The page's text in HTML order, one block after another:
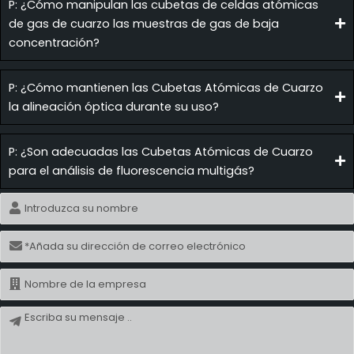
P: ¿Cómo manipulan las cubetas de celdas atómicas
de gas de cuarzo las muestras de gas de baja
concentración?
P: ¿Cómo mantienen las Cubetas Atómicas de Cuarzo
la alineación óptica durante su uso?
P: ¿Son adecuadas las Cubetas Atómicas de Cuarzo
para el análisis de fluorescencia multigás?
Nombre
Correo
electrónico
Nombre
Mensaje